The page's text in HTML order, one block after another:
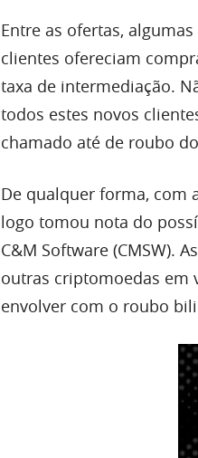
Entre as ofertas,
clientes ofereciam
taxa de intermediação.
todos estes novos
chamado até de roubo
De qualquer forma, com
logo tomou nota do
C&M Software (CMSW).
outras criptomoedas em
envolver com o roubo